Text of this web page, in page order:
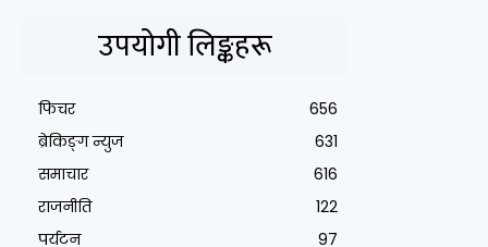
उपयोगी लिङ्कहरू
फिचर
656
ब्रेकिङ्ग न्युज
631
समाचार
616
राजनीति
122
पर्यटन
97